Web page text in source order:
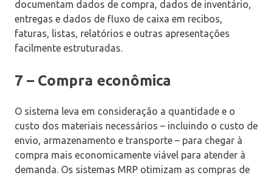
documentam dados de compra, dados de inventário,
entregas e dados de fluxo de caixa em recibos,
faturas, listas, relatórios e outras apresentações
facilmente estruturadas.
7 – Compra econômica
O sistema leva em consideração a quantidade e o
custo dos materiais necessários – incluindo o custo de
envio, armazenamento e transporte – para chegar à
compra mais economicamente viável para atender à
demanda. Os sistemas MRP otimizam as compras de